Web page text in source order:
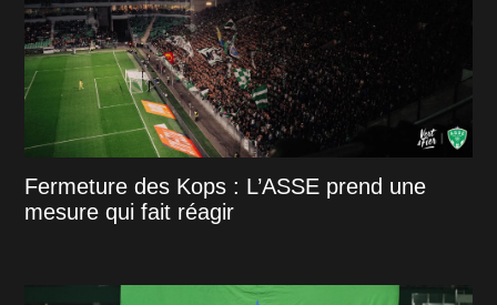
Fermeture des Kops : L’ASSE prend une
mesure qui fait réagir